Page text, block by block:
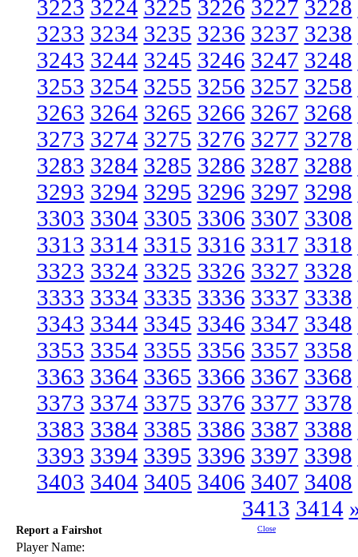
3223 3224 3225 3226 3227 3228
3233 3234 3235 3236 3237 3238
3243 3244 3245 3246 3247 3248
3253 3254 3255 3256 3257 3258
3263 3264 3265 3266 3267 3268
3273 3274 3275 3276 3277 3278
3283 3284 3285 3286 3287 3288
3293 3294 3295 3296 3297 3298
3303 3304 3305 3306 3307 3308
3313 3314 3315 3316 3317 3318
3323 3324 3325 3326 3327 3328
3333 3334 3335 3336 3337 3338
3343 3344 3345 3346 3347 3348
3353 3354 3355 3356 3357 3358
3363 3364 3365 3366 3367 3368
3373 3374 3375 3376 3377 3378
3383 3384 3385 3386 3387 3388
3393 3394 3395 3396 3397 3398
3403 3404 3405 3406 3407 3408
3413 3414
Report a Fairshot Close
Player Name: